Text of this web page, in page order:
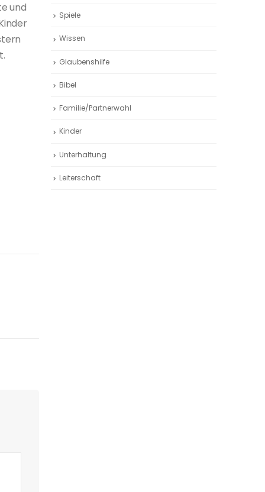
und
Spiele
Wissen
Glaubenshilfe
Bibel
Familie/Partnerwahl
Kinder
Unterhaltung
Leiterschaft